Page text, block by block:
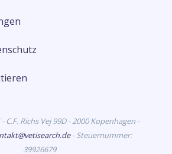
C.F. Richs Vej 99D - 2000 Kopenhagen -
- Steuernummer:
39926679